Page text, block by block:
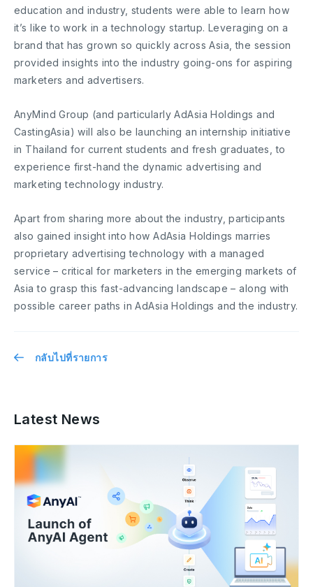
education and industry, students were able to learn how
it’s like to work in a technology startup. Leveraging on a
brand that has grown so quickly across Asia, the session
provided insights into the industry going-ons for aspiring
marketers and advertisers.
AnyMind Group (and particularly AdAsia Holdings and
CastingAsia) will also be launching an internship initiative
in Thailand for current students and fresh graduates, to
experience first-hand the dynamic advertising and
marketing technology industry.
Apart from sharing more about the industry, participants
also gained insight into how AdAsia Holdings marries
proprietary advertising technology with a managed
service – critical for marketers in the emerging markets of
Asia to grasp this fast-advancing landscape – along with
possible career paths in AdAsia Holdings and the industry.
กลับไปที่รายการ
Latest News